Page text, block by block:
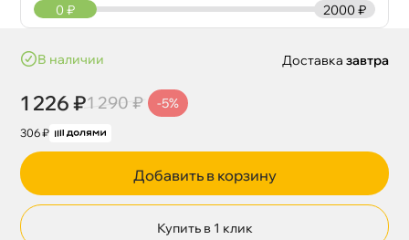
2000 ₽
0 ₽
наличии
1 226 ₽1 290 ₽ -5%
306 ₽
Доставка завтра
Добавить в корзину
Купить в 1 клик